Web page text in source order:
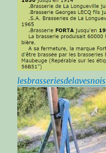
lesbrasseriesdelavesnois